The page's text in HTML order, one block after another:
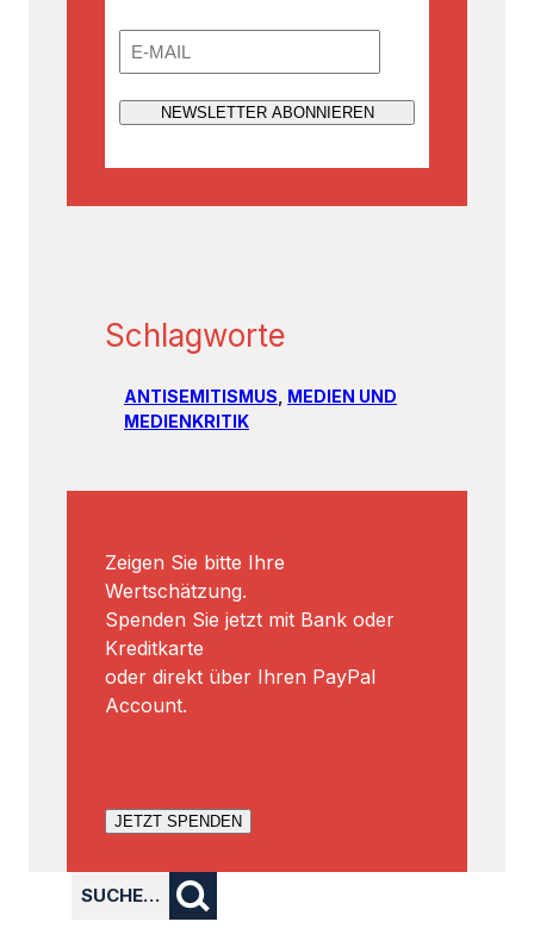
Schlagworte
ANTISEMITISMUS MEDIEN UND
MEDIENKRITIK
Zeigen Sie bitte Ihre
Wertschätzung.
Spenden Sie jetzt mit Bank oder
Kreditkarte
oder direkt über Ihren PayPal
Account.
JETZT SPENDEN
SUCHE…